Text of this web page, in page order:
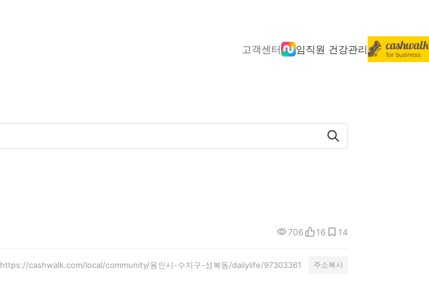
고객센터 임직원 건강관리
706 16 14
https://cashwalk.com/local/community/용인시-수지구-성복동/dailylife/97303361 주소복사